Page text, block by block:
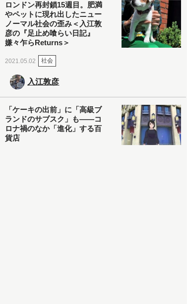
ロンドン再封鎖15週目。肥満
やペットに現れ出したニュー
ノーマル社会の歪み＜入江敦
彦の『足止め喰らい日記』
嫌々乍らReturns＞
2021.05.02 社会
入江敦彦
「ケーキの出前」に「高級ブ
ランドのサブスク」も――コ
ロナ禍のなか「進化」する百
貨店